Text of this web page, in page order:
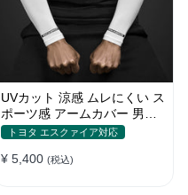
UVカット 涼感 ムレにくい ス
ポーツ感 アームカバー 男女
汎用 xs-xxl
トヨタ エスクァイア対応
¥ 5,400 (税込)